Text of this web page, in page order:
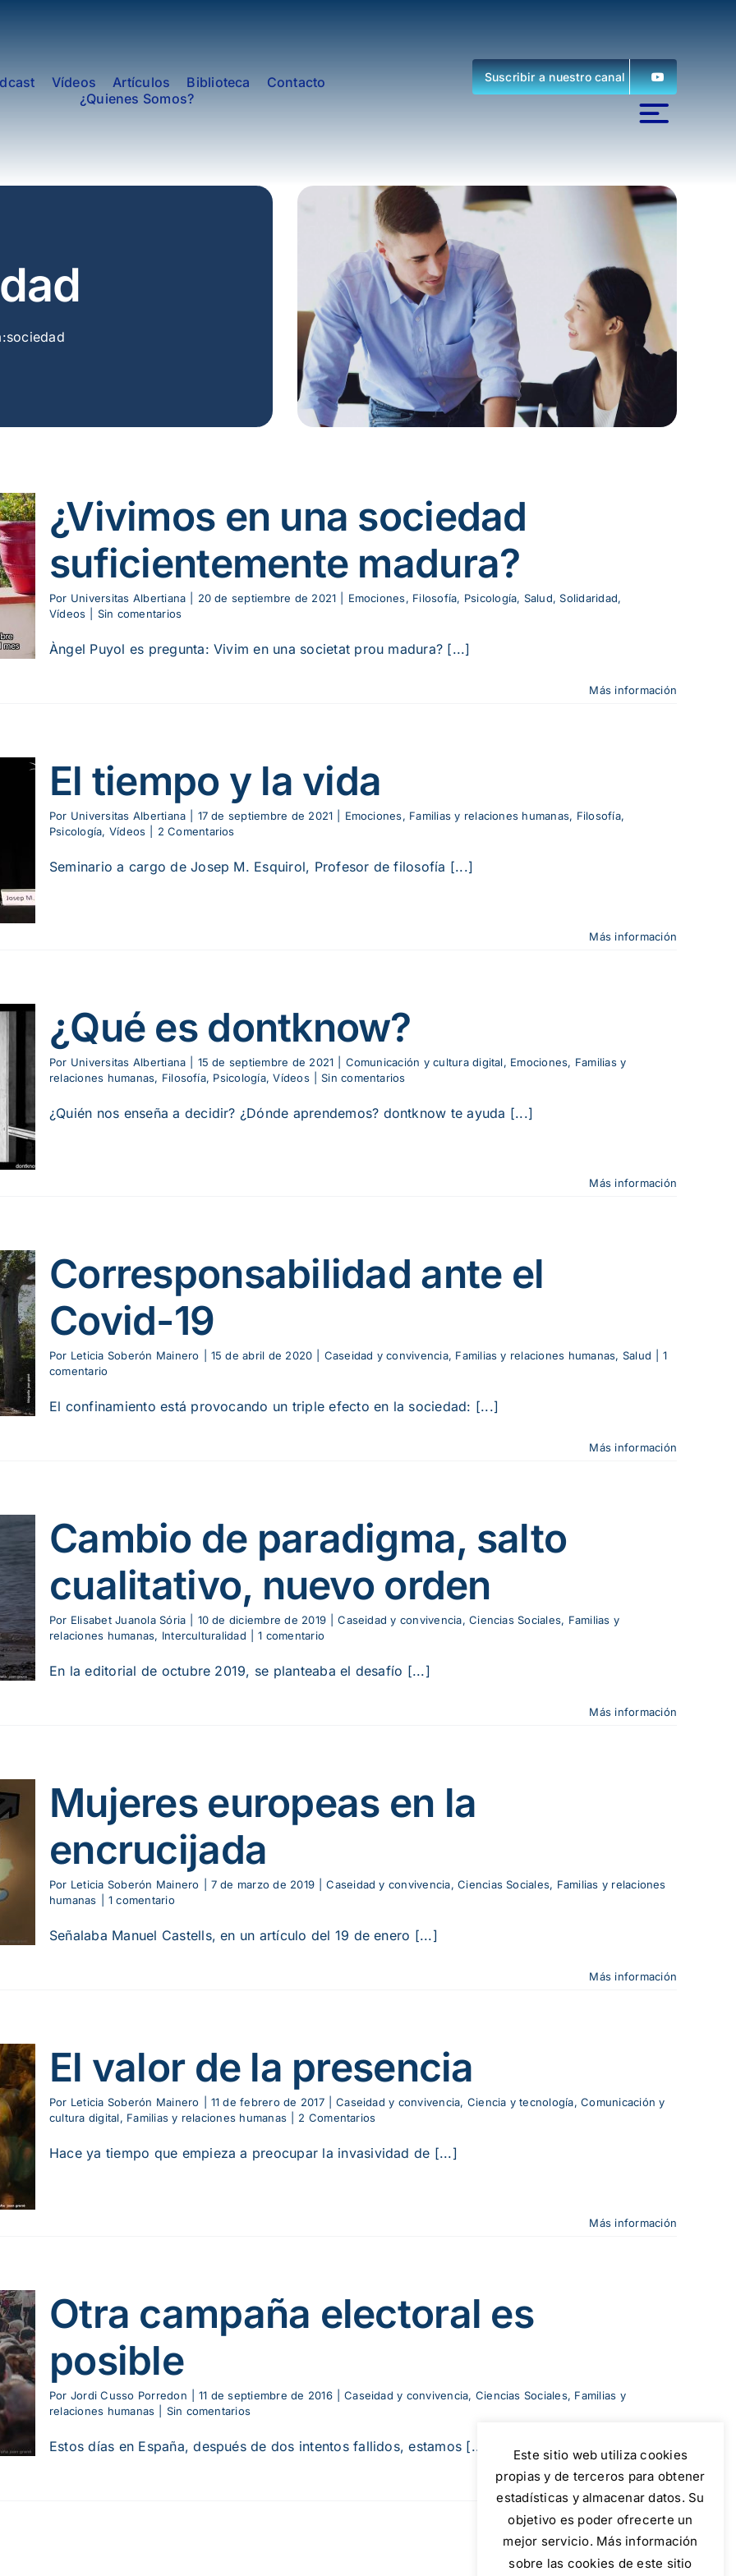
Vídeos Artículos Biblioteca
Contacto
¿Quienes Somos?
Suscribir a nuestro canal
sociedad
¿Vivimos en una sociedad
suficientemente madura?
Por Universitas Albertiana 20 de septiembre de 2021 Emociones, Filosofía, Psicología, Salud,Solidaridad,
Vídeos
Sin comentarios
Àngel Puyol es pregunta: Vivim en una societat prou madura? [...]
Más información
El tiempo y la vida
Por Universitas Albertiana 17 de septiembre de 2021 Emociones, Familias y relaciones humanas, Filosofía,
Psicología, Vídeos 2 Comentarios
Seminario a cargo de Josep M. Esquirol, Profesor de filosofía [...]
Más información
¿Qué es dontknow?
Por Universitas Albertiana 15 de septiembre de 2021 Comunicación y cultura digital, Emociones, Familias y
relaciones humanas, Filosofía, Psicología,Vídeos Sin comentarios
¿Quién nos enseña a decidir? ¿Dónde aprendemos? dontknow te ayuda [...]
Más información
Corresponsabilidad ante el
Covid-19
Por Leticia Soberón Mainero 15 de abril de 2020 Caseidad y convivencia, Familias y relaciones humanas, Salud
1
comentario
El confinamiento está provocando un triple efecto en la sociedad: [...]
Más información
Cambio de paradigma, salto
cualitativo, nuevo orden
Por Elisabet Juanola Sória 10 de diciembre de 2019 Caseidad y convivencia,Ciencias Sociales, Familias y
relaciones humanas, Interculturalidad 1 comentario
En la editorial de octubre 2019, se planteaba el desafío [...]
Más información
Mujeres europeas en la
encrucijada
Por Leticia Soberón Mainero 7 de marzo de 2019 Caseidad y convivencia,Ciencias Sociales, Familias y relaciones
humanas
1 comentario
Señalaba Manuel Castells, en un artículo del 19 de enero [...]
Más información
El valor de la presencia
Por Leticia Soberón Mainero 11 de febrero de 2017 Caseidad y convivencia, Ciencia y tecnología,Comunicación y
cultura digital, Familias y relaciones humanas 2 Comentarios
Hace ya tiempo que empieza a preocupar la invasividad de [...]
Más información
Otra campaña electoral es
posible
Por Jordi Cusso Porredon 11 de septiembre de 2016 Caseidad y convivencia, Ciencias Sociales, Familias y
relaciones humanas
Sin comentarios
Estos días en España, después de dos intentos fallidos, estamos [...]
Más información
Este sitio web utiliza cookies
propias y de terceros para obtener
estadísticas y almacenar datos. Su
objetivo es poder ofrecerte un
mejor servicio. Más información
sobre las cookies de este sitio